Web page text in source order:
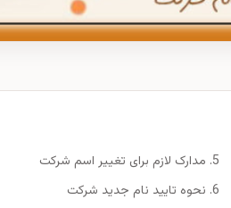
مدارک لازم برای تغییر اسم شرکت
نحوه تایید نام جدید شرکت